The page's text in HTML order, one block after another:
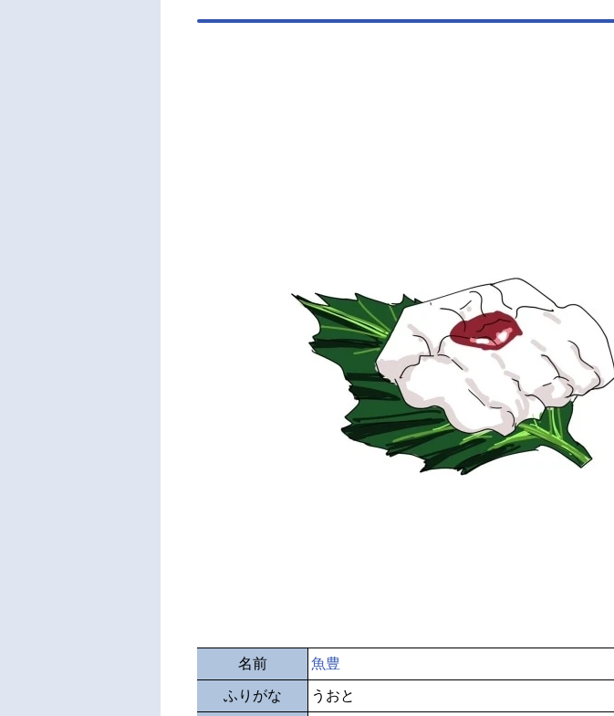
名前 魚豊
ふりがな うおと
radio 大直会 2nd season